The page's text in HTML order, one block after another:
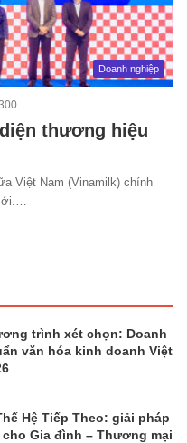
Doanh nghiệp
thương hiệu
Việt Nam (Vinamilk) chính
trình xét chọn: Doanh
văn hóa kinh doanh Việt
Hệ Tiếp Theo: giải pháp
cho Gia đình – Thương mại